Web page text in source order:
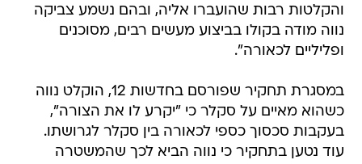
והקלטות רבות שהועברו אליה, ובהם נשמע צביקה
נווה מודה בקולו בביצוע מעשים רבים, מסוכנים
ופליליים לכאורה".
במסגרת תחקיר שפורסם בחדשות 12, הוקלט נווה
כשהוא מאיים על סקלר כי "יקרע לו את הצורה",
בעקבות סכסוך כספי לכאורה בין סקלר לגרושתו.
עוד נטען בתחקיר כי נווה הביא לכך שהמשטרה